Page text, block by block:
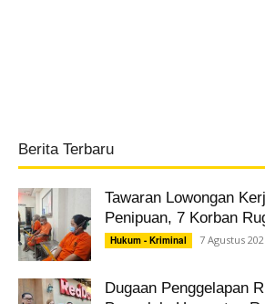
Berita Terbaru
Tawaran Lowongan
Penipuan, 7 Korban
Hukum - Kriminal 7 Agustus
Dugaan Penggelapan